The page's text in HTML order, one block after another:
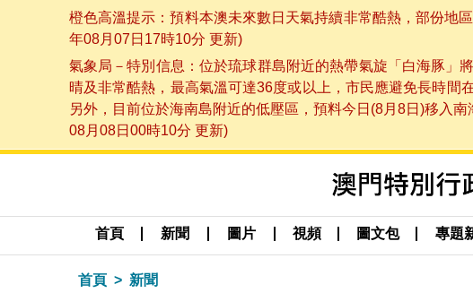
橙色高溫提示：預料本澳未來數日天氣持續非常酷熱，部份地
年08月07日17時10分 更新)
氣象局－特別信息：位於琉球群島附近的熱帶氣旋「白海豚」
晴及非常酷熱，最高氣溫可達36度或以上，市民應避免長時間
另外，目前位於海南島附近的低壓區，預料今日(8月8日)移入
08月08日00時10分 更新)
首頁 新聞 圖片 視頻 圖文包 專題
首頁 新聞